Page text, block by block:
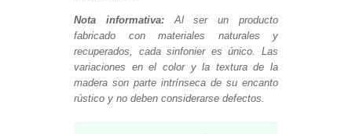
Nota informativa:Al ser un producto
fabricado con materiales naturales y
recuperados, cada sinfonier es único. Las
variaciones en el color y la textura de la
madera son parte intrínseca de su encanto
rústico y no deben considerarse defectos.